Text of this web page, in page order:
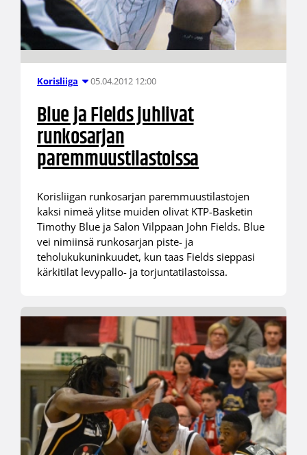
Korisliiga 05.04.2012 12:00
Blue ja Fields juhlivat
runkosarjan
paremmuustilastoissa
Korisliigan runkosarjan paremmuustilastojen
kaksi nimeä ylitse muiden olivat KTP-Basketin
Timothy Blue ja Salon Vilppaan John Fields. Blue
vei nimiinsä runkosarjan piste- ja
teholukukuninkuudet, kun taas Fields sieppasi
kärkitilat levypallo- ja torjuntatilastoissa.